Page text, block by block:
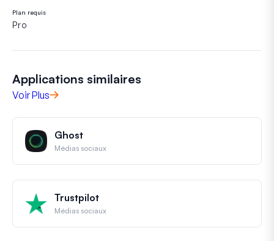
Plan requis
Pro
Applications similaires
Voir Plus
Ghost
Médias sociaux
Trustpilot
Médias sociaux